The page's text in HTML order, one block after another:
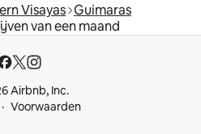
Visayas Guimaras
van een maand
Airbnb, Inc.
Voorwaarden